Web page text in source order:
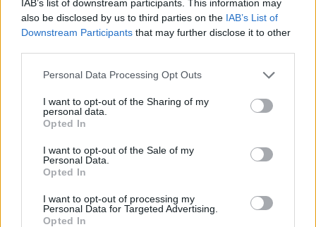
IAB’s list of downstream participants. This information may
also be disclosed by us to third parties on the IAB’s List of
Downstream Participants that may further disclose it to other
Personal Data Processing Opt Outs
I want to opt-out of the Sharing of my
personal data.
Opted In
I want to opt-out of the Sale of my
Personal Data.
Opted In
I want to opt-out of processing my
Personal Data for Targeted Advertising.
Opted In